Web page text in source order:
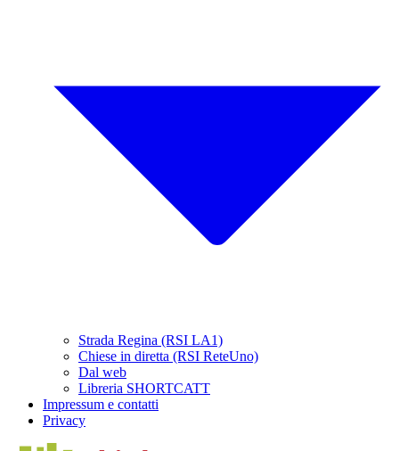
Strada Regina (RSI LA1)
Chiese in diretta (RSI ReteUno)
Dal web
Libreria SHORTCATT
Impressum e contatti
Privacy